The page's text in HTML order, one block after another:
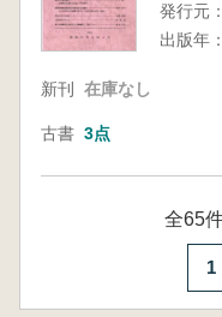
発行元：
出版年：
新刊 在庫なし
古書 3点
全65
1